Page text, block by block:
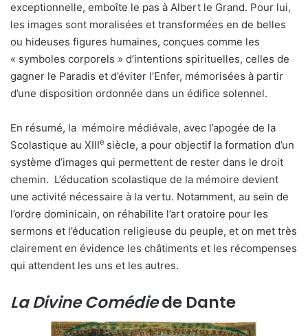
exceptionnelle, emboîte le pas à Albert le Grand. Pour lui,
les images sont moralisées et transformées en de belles
ou hideuses figures humaines, conçues comme les
« symboles corporels » d’intentions spirituelles, celles de
gagner le Paradis et d’éviter l’Enfer, mémorisées à partir
d’une disposition ordonnée dans un édifice solennel.
En résumé, la mémoire médiévale, avec l’apogée de la
Scolastique au XIIIe siècle, a pour objectif la formation d’un
système d’images qui permettent de rester dans le droit
chemin. L’éducation scolastique de la mémoire devient
une activité nécessaire à la vertu. Notamment, au sein de
l’ordre dominicain, on réhabilite l’art oratoire pour les
sermons et l’éducation religieuse du peuple, et on met très
clairement en évidence les châtiments et les récompenses
qui attendent les uns et les autres.
La Divine Comédiede Dante